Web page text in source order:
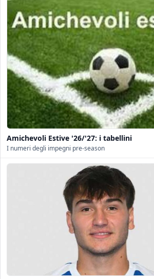
Amichevoli Estive '26/'27: i tabellini
I numeri degli impegni pre-season